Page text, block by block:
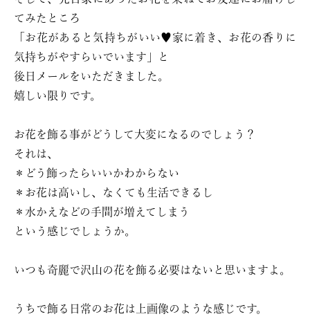
てみたところ
「お花があると気持ちがいい♥家に着き、お花の香りに
気持ちがやすらいでいます」と
後日メールをいただきました。
嬉しい限りです。
お花を飾る事がどうして大変になるのでしょう？
それは、
＊どう飾ったらいいかわからない
＊お花は高いし、なくても生活できるし
＊水かえなどの手間が増えてしまう
という感じでしょうか。
いつも奇麗で沢山の花を飾る必要はないと思いますよ。
うちで飾る日常のお花は上画像のような感じです。